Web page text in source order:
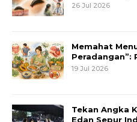
26 Jul 2026
Memahat
Peradangan”:
19 Jul 2026
Tekan Angka
Edan Sepur